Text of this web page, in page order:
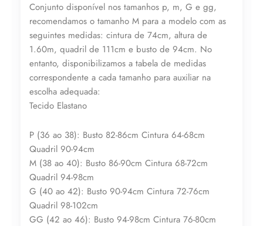
Conjunto disponível nos tamanhos p, m, G e gg,
recomendamos o tamanho M para a modelo com as
seguintes medidas: cintura de 74cm, altura de
1.60m, quadril de 111cm e busto de 94cm. No
entanto, disponibilizamos a tabela de medidas
correspondente a cada tamanho para auxiliar na
escolha adequada:
Tecido Elastano
P (36 ao 38): Busto 82-86cm Cintura 64-68cm
Quadril 90-94cm
M (38 ao 40): Busto 86-90cm Cintura 68-72cm
Quadril 94-98cm
G (40 ao 42): Busto 90-94cm Cintura 72-76cm
Quadril 98-102cm
GG (42 ao 46): Busto 94-98cm Cintura 76-80cm